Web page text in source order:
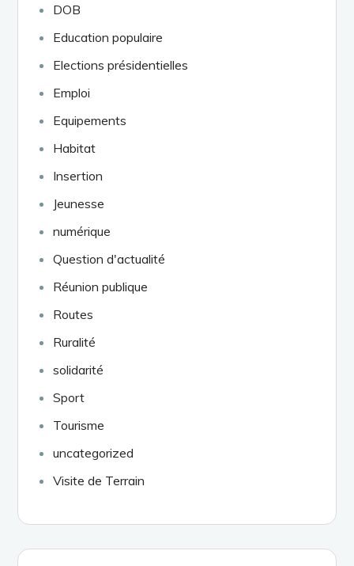
DOB
Education populaire
Elections présidentielles
Emploi
Equipements
Habitat
Insertion
Jeunesse
numérique
Question d'actualité
Réunion publique
Routes
Ruralité
solidarité
Sport
Tourisme
uncategorized
Visite de Terrain